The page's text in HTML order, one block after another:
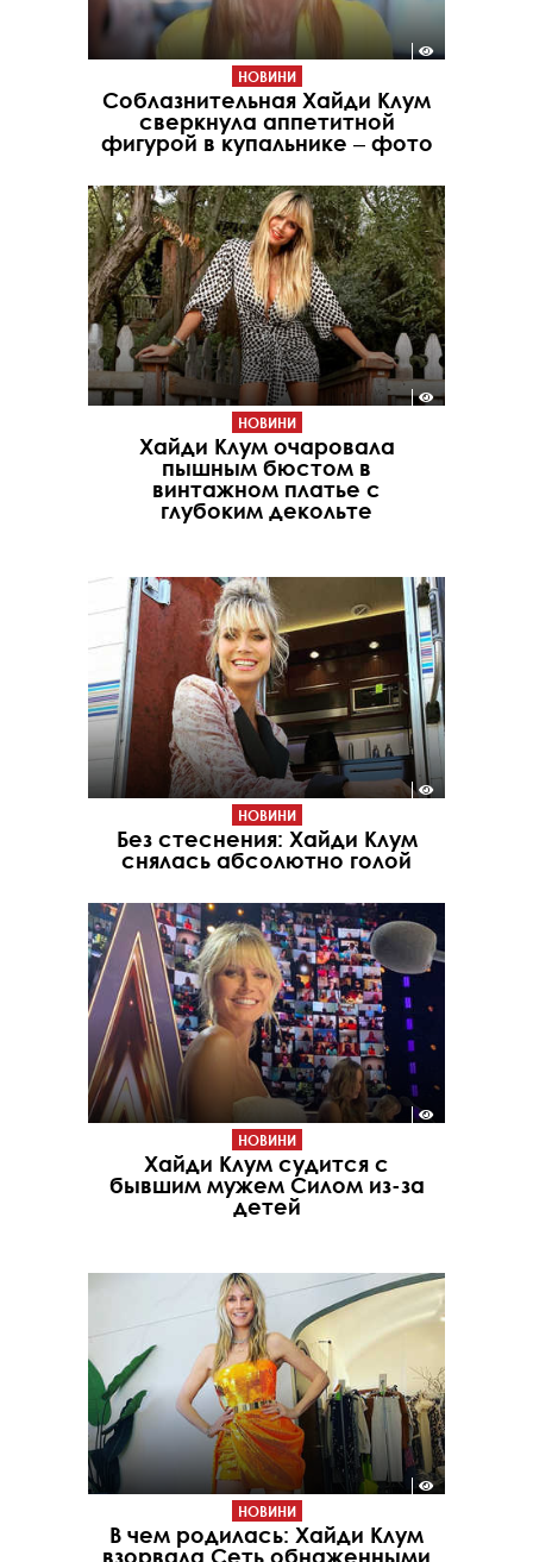
НОВИНИ
Соблазнительная Хайди Клум
сверкнула аппетитной
фигурой в купальнике ‒ фото
НОВИНИ
Хайди Клум очаровала
пышным бюстом в
винтажном платье с
глубоким декольте
НОВИНИ
Без стеснения: Хайди Клум
снялась абсолютно голой
НОВИНИ
Хайди Клум судится с
бывшим мужем Силом из-за
детей
НОВИНИ
В чем родилась: Хайди Клум
взорвала Сеть обнаженными